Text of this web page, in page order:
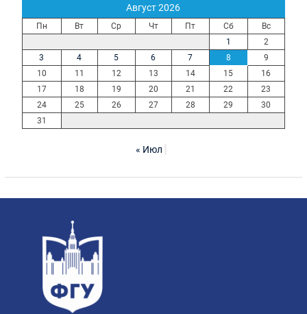
Август 2026
Пн Вт Ср Чт Пт Сб
Вс
1
2
3
4 5 6 7 8
9
10
11 12 13 14 15
16
17
18 19 20 21 22
23
24
25 26 27 28 29
30
31
« Июл